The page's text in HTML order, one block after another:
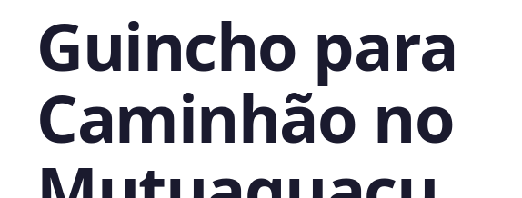
Guincho para
Caminhão no